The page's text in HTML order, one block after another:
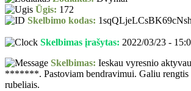
Ūgis: 172
Skelbimo kodas:
Skelbimas įrašytas: 2022/03/23 -
Skelbimas: Ieskau vyresnio
*******. Pastoviam bendravimui. Galiu rengtis
rubeliais.